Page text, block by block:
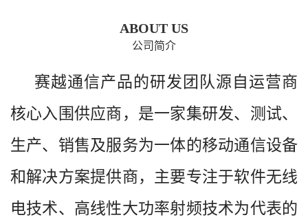
ABOUT US
公司简介
赛越通信产品的研发团队源自运营商
核心入围供应商，是一家集研发、测试、
生产、销售及服务为一体的移动通信设备
和解决方案提供商，主要专注于软件无线
电技术、高线性大功率射频技术为代表的